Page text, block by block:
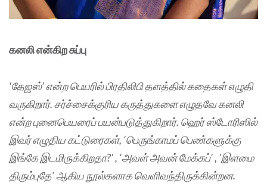
கனலி என்கிற சுப்பு
‘தேஜஸ்’ என்ற பெயரில் பிரதிலிபி தளத்தில் கதைகள் எழுதி
வருகிறார். சர்ச்சைக்குரிய கருத்துகளை எழுதவே கனலி
என்ற புனைபெயரைப் பயன்படுத்துகிறார். ஹெர் ஸ்டோரிஸில்
இவர் எழுதிய கட்டுரைகள், ‘பெருங்காமப் பெண்களுக்கு
இங்கே இடமிருக்கிறதா?’ , ‘அவள் அவன் மேக்கப்’ , ’இளமை
திரும்புதே’ ஆகிய நூல்களாக வெளிவந்திருக்கின்றன.